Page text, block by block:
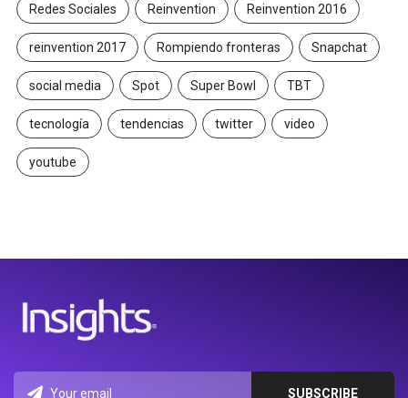
Redes Sociales Reinvention Reinvention 2016
reinvention 2017 Rompiendo fronteras Snapchat
social media Spot Super Bowl TBT
tecnología tendencias twitter video
youtube